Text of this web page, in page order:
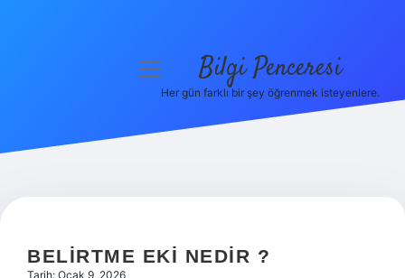
Hakkımızda
menüyü
Bilgi Penceresi
Her gün farklı bir şey öğrenmek isteyenlere.
BELIRTME EKI NEDIR ?
Tarih: Ocak 9, 2026